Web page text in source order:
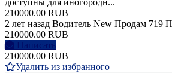
доступны для иногородн...
210000.00 RUB
2 лет назад Водитель New Продам 719
210000.00 RUB
Написать
210000.00 RUB
Удалить из избранного